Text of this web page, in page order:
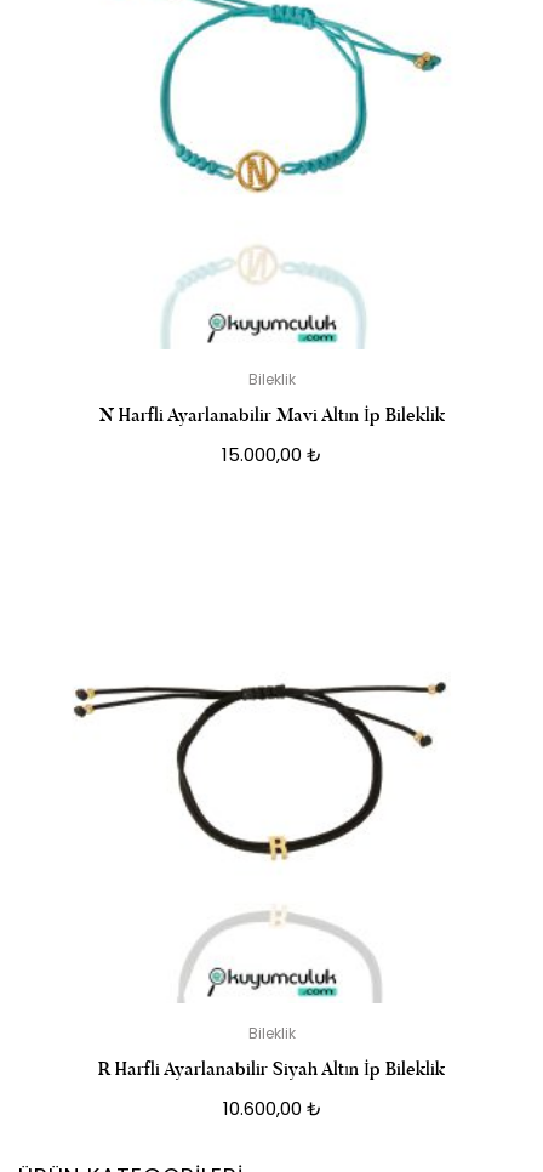
Bileklik
N Harfli Ayarlanabilir Mavi Altın İp Bileklik
15.000,00 ₺
Bileklik
R Harfli Ayarlanabilir Siyah Altın İp Bileklik
10.600,00 ₺